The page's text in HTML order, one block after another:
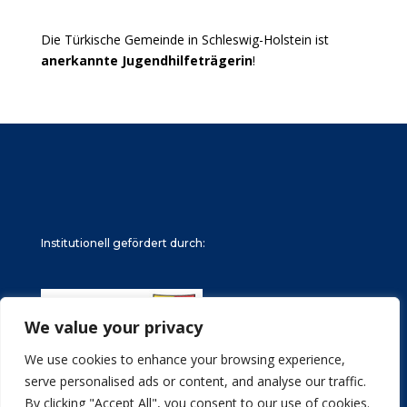
We value your privacy
We use cookies to enhance your browsing experience,
serve personalised ads or content, and analyse our traffic.
By clicking "Accept All", you consent to our use of cookies.
Die Türkische Gemeinde in Schleswig-Holstein ist
anerkannte Jugendhilfeträgerin!
Institutionell gefördert durch: